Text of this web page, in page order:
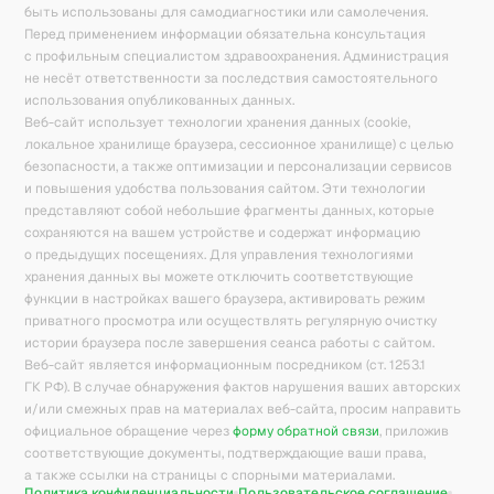
быть использованы для самодиагностики или самолечения.
Перед применением информации обязательна консультация
с профильным специалистом здравоохранения. Администрация
не несёт ответственности за последствия самостоятельного
использования опубликованных данных.
Веб-сайт использует технологии хранения данных (cookie,
локальное хранилище браузера, сессионное хранилище) с целью
безопасности, а также оптимизации и персонализации сервисов
и повышения удобства пользования сайтом. Эти технологии
представляют собой небольшие фрагменты данных, которые
сохраняются на вашем устройстве и содержат информацию
о предыдущих посещениях. Для управления технологиями
хранения данных вы можете отключить соответствующие
функции в настройках вашего браузера, активировать режим
приватного просмотра или осуществлять регулярную очистку
истории браузера после завершения сеанса работы с сайтом.
Веб-сайт является информационным посредником (ст. 1253.1
ГК РФ). В случае обнаружения фактов нарушения ваших авторских
и/или смежных прав на материалах веб-сайта, просим направить
официальное обращение через форму обратной связи, приложив
соответствующие документы, подтверждающие ваши права,
а также ссылки на страницы с спорными материалами.